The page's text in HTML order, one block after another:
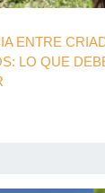
ENTRE
LO QUE